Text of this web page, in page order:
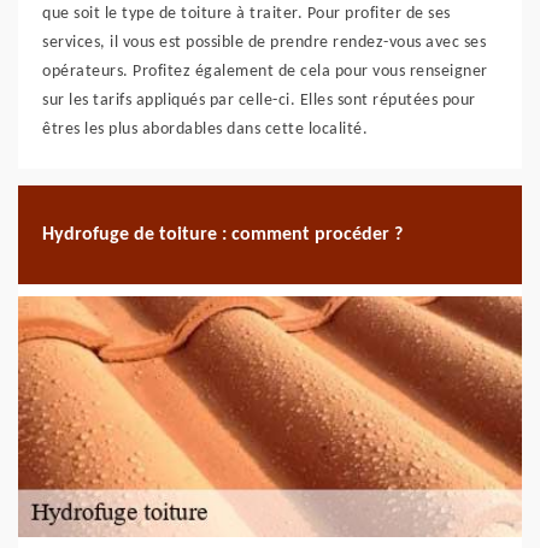
que soit le type de toiture à traiter. Pour profiter de ses
services, il vous est possible de prendre rendez-vous avec ses
opérateurs. Profitez également de cela pour vous renseigner
sur les tarifs appliqués par celle-ci. Elles sont réputées pour
êtres les plus abordables dans cette localité.
Hydrofuge de toiture : comment procéder ?